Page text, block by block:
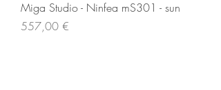
Miga Studio - Ninfea mS301 - sun
Prezzo
557,00 €